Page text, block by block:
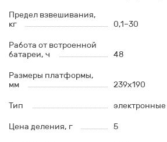
Предел взвешивания,
кг
0,1–30
Работа от встроенной
батареи, ч
48
Размеры платформы,
мм
239х190
Тип электронные
Цена деления, г 5